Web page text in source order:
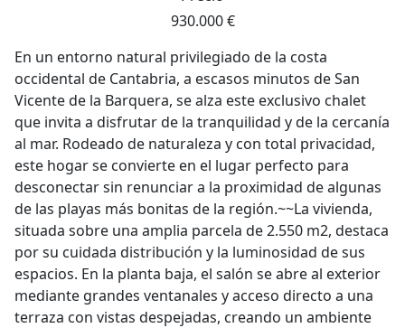
930.000 €
En un entorno natural privilegiado de la costa
occidental de Cantabria, a escasos minutos de San
Vicente de la Barquera, se alza este exclusivo chalet
que invita a disfrutar de la tranquilidad y de la cercanía
al mar. Rodeado de naturaleza y con total privacidad,
este hogar se convierte en el lugar perfecto para
desconectar sin renunciar a la proximidad de algunas
de las playas más bonitas de la región.~~La vivienda,
situada sobre una amplia parcela de 2.550 m2, destaca
por su cuidada distribución y la luminosidad de sus
espacios. En la planta baja, el salón se abre al exterior
mediante grandes ventanales y acceso directo a una
terraza con vistas despejadas, creando un ambiente